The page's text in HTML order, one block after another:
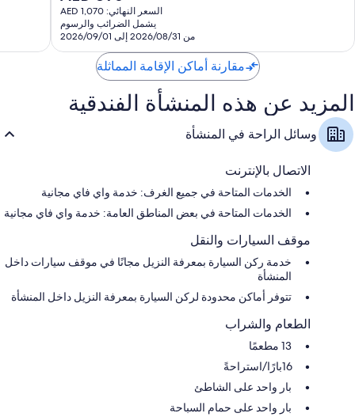
الحالي
هو
AED
896
السعر النهائي: AED 1,070
يشمل الضرائب والرسوم
من 2026/08/31 إلى 2026/09/01
مقارنة أماكن الإقامة المماثلة
المزيد عن هذه المنشأة الفندقية
وسائل الراحة في المنشأة
الاتصال بالإنترنت
الخدمات المتاحة في جميع الغرف: خدمة واي فاي مجانية
الخدمات المتاحة في بعض المناطق العامة: خدمة واي فاي مجانية
موقف السيارات والنقل
خدمة ركن السيارة بمعرفة النزيل مجانًا في موقف سيارات داخل
المنشأة
تتوفر أماكن محدودة لركن السيارة بمعرفة النزيل داخل المنشأة
الطعام والشراب
13 مطعمًا
16بارًا/استراحةً
بار واحد على الشاطئ
بار واحد على حمام السباحة